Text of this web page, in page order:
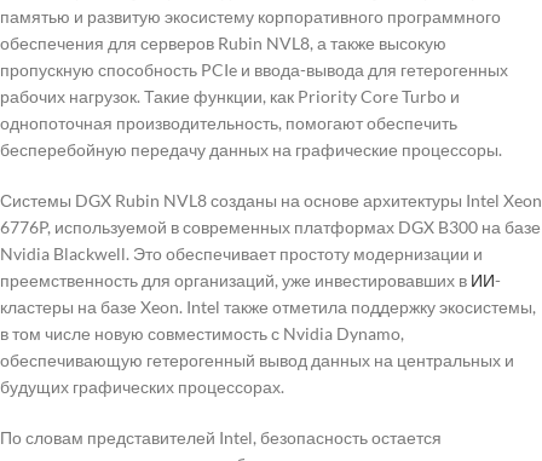
памятью и развитую экосистему корпоративного программного
обеспечения для серверов Rubin NVL8, а также высокую
пропускную способность PCIe и ввода-вывода для гетерогенных
рабочих нагрузок. Такие функции, как Priority Core Turbo и
однопоточная производительность, помогают обеспечить
бесперебойную передачу данных на графические процессоры.
Системы DGX Rubin NVL8 созданы на основе архитектуры Intel Xeon
6776P, используемой в современных платформах DGX B300 на базе
Nvidia Blackwell. Это обеспечивает простоту модернизации и
преемственность для организаций, уже инвестировавших в ИИ-
кластеры на базе Xeon. Intel также отметила поддержку экосистемы,
в том числе новую совместимость с Nvidia Dynamo,
обеспечивающую гетерогенный вывод данных на центральных и
будущих графических процессорах.
По словам представителей Intel, безопасность остается